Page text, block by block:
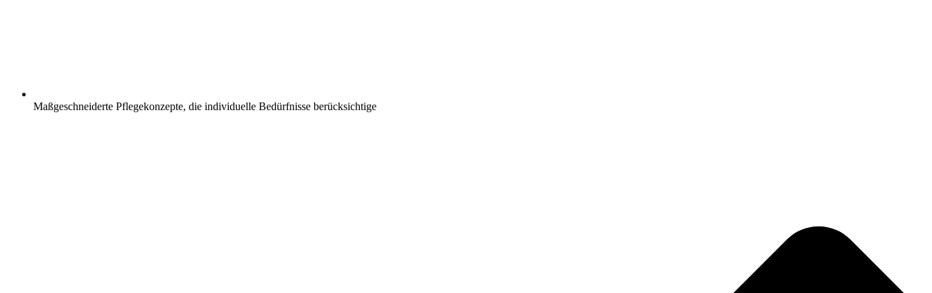
Maßgeschneiderte Pflegekonzepte, die individuelle Bedürfnisse berücksichtige